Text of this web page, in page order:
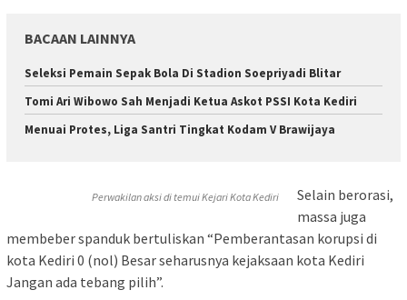
BACAAN LAINNYA
Seleksi Pemain Sepak Bola Di Stadion Soepriyadi Blitar
Tomi Ari Wibowo Sah Menjadi Ketua Askot PSSI Kota Kediri
Menuai Protes, Liga Santri Tingkat Kodam V Brawijaya
Perwakilan aksi di temui Kejari Kota Kediri
Selain berorasi,
massa juga
membeber spanduk bertuliskan “Pemberantasan korupsi di
kota Kediri 0 (nol) Besar seharusnya kejaksaan kota Kediri
Jangan ada tebang pilih”.